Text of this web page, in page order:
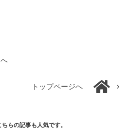
トップページへ
ちらの記事も人気です。